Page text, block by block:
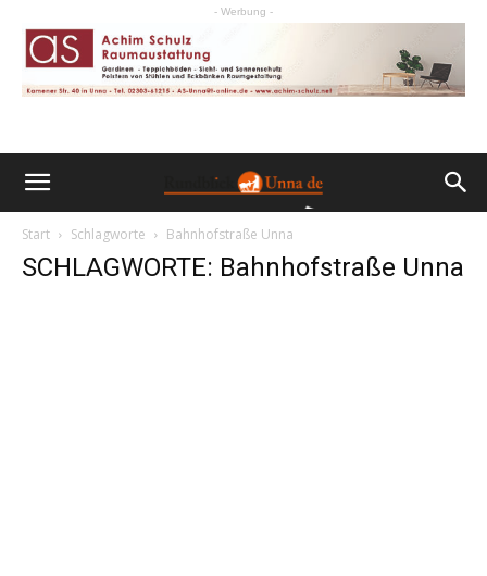
- Werbung -
Start Schlagworte Bahnhofstraße Unna
SCHLAGWORTE: Bahnhofstraße Unna